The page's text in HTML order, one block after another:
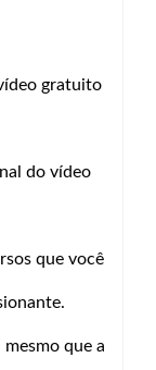
gratuito
do vídeo
que você
que a